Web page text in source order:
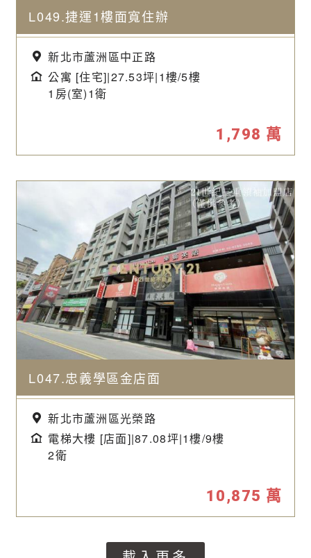
L049.捷運1樓面寬住辦
新北市蘆洲區中正路
公寓 [住宅]|27.53坪|1樓/5樓
1房(室)1衛
1,798 萬
L047.忠義學區金店面
新北市蘆洲區光榮路
電梯大樓 [店面]|87.08坪|1樓/9樓
2衛
10,875 萬